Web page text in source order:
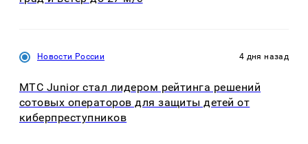
Новости России 4 дня назад
МТС Junior стал лидером рейтинга решений
сотовых операторов для защиты детей от
киберпреступников